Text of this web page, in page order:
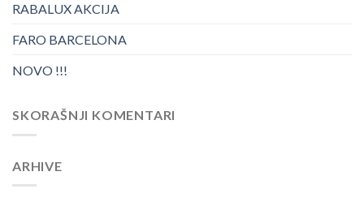
RABALUX AKCIJA
FARO BARCELONA
NOVO !!!
SKORAŠNJI KOMENTARI
ARHIVE